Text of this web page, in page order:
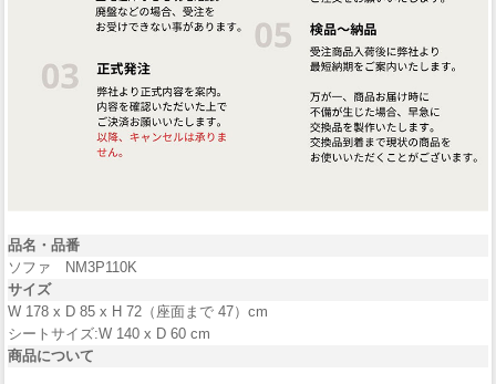
品名・品番
ソファ NM3P110K
サイズ
W 178 x D 85 x H 72（座面まで 47）cm
シートサイズ:W 140 x D 60 cm
商品について